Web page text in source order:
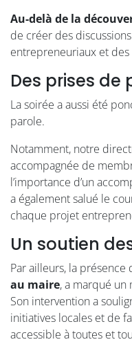
Au-delà de la
de créer des
entrepreneuriaux et
Des prises
La soirée a aussi été
parole.
Notamment, notre
accompagnée de
l’importance d’un
a également salué le
chaque projet
Un soutien
Par ailleurs, la présence
au maire, a marqué
Son intervention a
initiatives locales et de
accessible à toutes et